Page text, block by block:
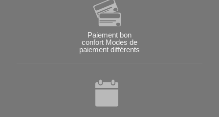
Paiement bon
confort Modes de
paiement différents